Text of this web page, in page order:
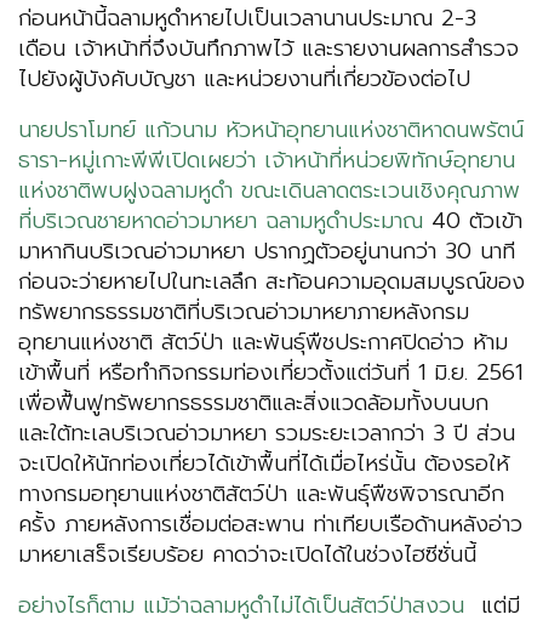
ก่อนหน้านี้ฉลามหูดำหายไปเป็นเวลานานประมาณ 2-3
เดือน เจ้าหน้าที่จึงบันทึกภาพไว้ และรายงานผลการสำรวจ
ไปยังผู้บังคับบัญชา และหน่วยงานที่เกี่ยวข้องต่อไป
นายปราโมทย์ แก้วนาม หัวหน้าอุทยานแห่งชาติหาดนพรัตน์
ธารา-หมู่เกาะพีพีเปิดเผยว่า เจ้าหน้าที่หน่วยพิทักษ์อุทยาน
แห่งชาติพบฝูงฉลามหูดำ ขณะเดินลาดตระเวนเชิงคุณภาพ
ที่บริเวณชายหาดอ่าวมาหยา ฉลามหูดำประมาณ 40 ตัวเข้า
มาหากินบริเวณอ่าวมาหยา ปรากฏตัวอยู่นานกว่า 30 นาที
ก่อนจะว่ายหายไปในทะเลลึก สะท้อนความอุดมสมบูรณ์ของ
ทรัพยากรธรรมชาติที่บริเวณอ่าวมาหยาภายหลังกรม
อุทยานแห่งชาติ สัตว์ป่า และพันธุ์พืชประกาศปิดอ่าว ห้าม
เข้าพื้นที่ หรือทำกิจกรรมท่องเที่ยวตั้งแต่วันที่ 1 มิ.ย. 2561
เพื่อฟื้นฟูทรัพยากรธรรมชาติและสิ่งแวดล้อมทั้งบนบก
และใต้ทะเลบริเวณอ่าวมาหยา รวมระยะเวลากว่า 3 ปี ส่วน
จะเปิดให้นักท่องเที่ยวได้เข้าพื้นที่ได้เมื่อไหร่นั้น ต้องรอให้
ทางกรมอทุยานแห่งชาติสัตว์ป่า และพันธุ์พืชพิจารณาอีก
ครั้ง ภายหลังการเชื่อมต่อสะพาน ท่าเทียบเรือด้านหลังอ่าว
มาหยาเสร็จเรียบร้อย คาดว่าจะเปิดได้ในช่วงไฮซีซั่นนี้
อย่างไรก็ตาม แม้ว่าฉลามหูดำไม่ได้เป็นสัตว์ป่าสงวน แต่มี